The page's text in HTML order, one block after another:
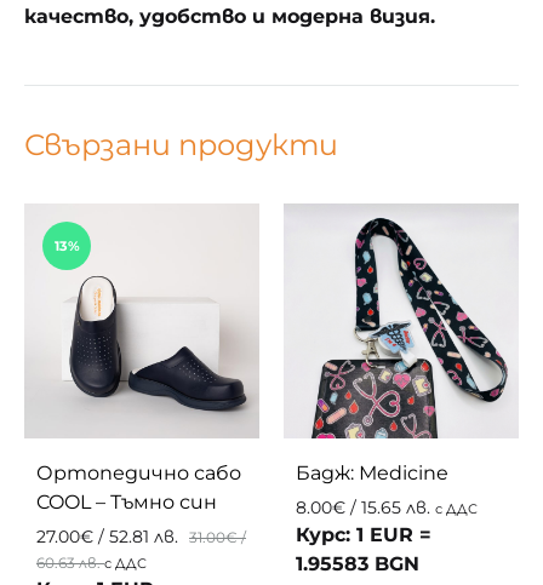
качество, удобство и модерна визия.
Свързани продукти
13%
Ортопедично сабо
COOL – Тъмно син
27.00€ / 52.81 лв. 31.00€/
60.63 лв.с ДДС
Бадж: Мedicine
8.00€ / 15.65 лв. с ДДС
Курс: 1 EUR =
1.95583 BGN